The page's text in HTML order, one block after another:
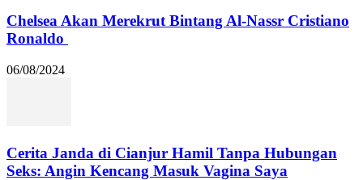
Chelsea Akan Merekrut Bintang Al-Nassr Cristiano
Ronaldo
06/08/2024
Cerita Janda di Cianjur Hamil Tanpa Hubungan
Seks: Angin Kencang Masuk Vagina Saya